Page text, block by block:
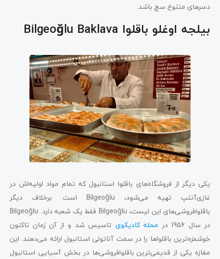
دسرهای متنوع سچ باشد.
بیلجه اوغلو باقلوا Bilgeoğlu Baklava
یکی دیگر از فروشگاه‌های باقلوا استانبول که تمام مواد اولیه‌اش در
غازی‌آنتپ تهیه می‌شود، Bilgeoğlu است. برخلاف دیگر
باقلوافروشی‌های این لیست، Bilgeoğlu فقط یک شعبه دارد. Bilgeoğlu
در سال 1956 در
محله کادیکوی تاسیس شد و از آن زمان تاکنون
خوشمزه‌ترین باقلواها را در سمت آناتولی استانبول ارائه می‌دهند. این
مغازه یکی از قدیمی‌ترین باقلوافروشی‌ها در بخش آسیایی استانبول